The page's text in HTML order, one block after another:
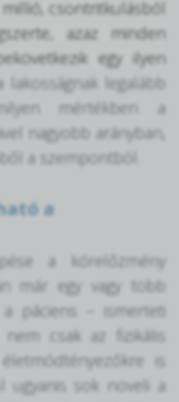
csontritkulásból
azaz minden
egy ilyen
lakosságnak legalább
mértékben a
nagyobb arányban,
a szempontból.
a
a kórelőzmény
már egy vagy több
páciens – ismerteti
nem csak az fizikális
is
ugyanis sok növeli a